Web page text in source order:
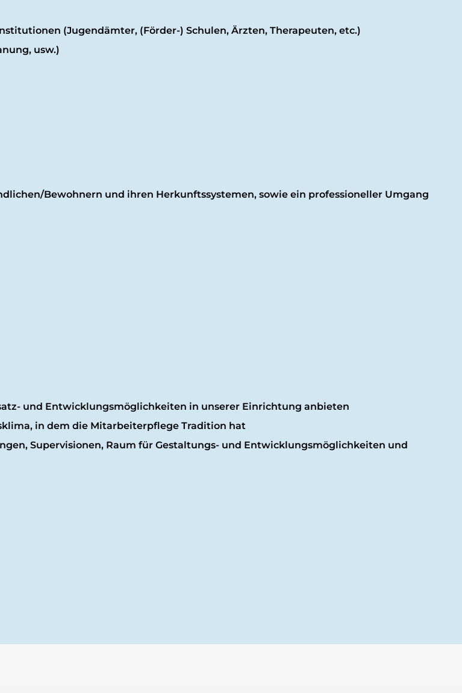
(Jugendämter, (Förder-) Schulen, Ärzten, Therapeuten, etc.)
usw.)
Bewohnern und ihren Herkunftssystemen, sowie ein professioneller Umgang
und Entwicklungsmöglichkeiten in unserer Einrichtung anbieten
in dem die Mitarbeiterpflege Tradition hat
Supervisionen, Raum für Gestaltungs- und Entwicklungsmöglichkeiten und